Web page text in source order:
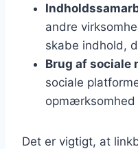
andre
skabe indhold,
Brug af sociale
sociale
opmærksomhed
Det er vigtigt, at